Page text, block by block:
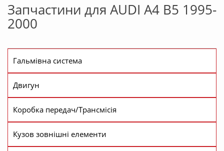
Запчастини для AUDI A4 B5 1995-
2000
Гальмівна система
Двигун
Коробка передач/Трансмісія
Кузов зовнішні елементи